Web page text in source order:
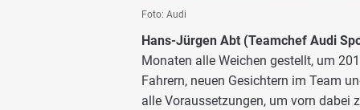
Foto: Audi
Hans-Jürgen Abt (Teamchef Audi
Monaten alle Weichen gestellt, um
Fahrern, neuen Gesichtern im Team
alle Voraussetzungen, um vorn